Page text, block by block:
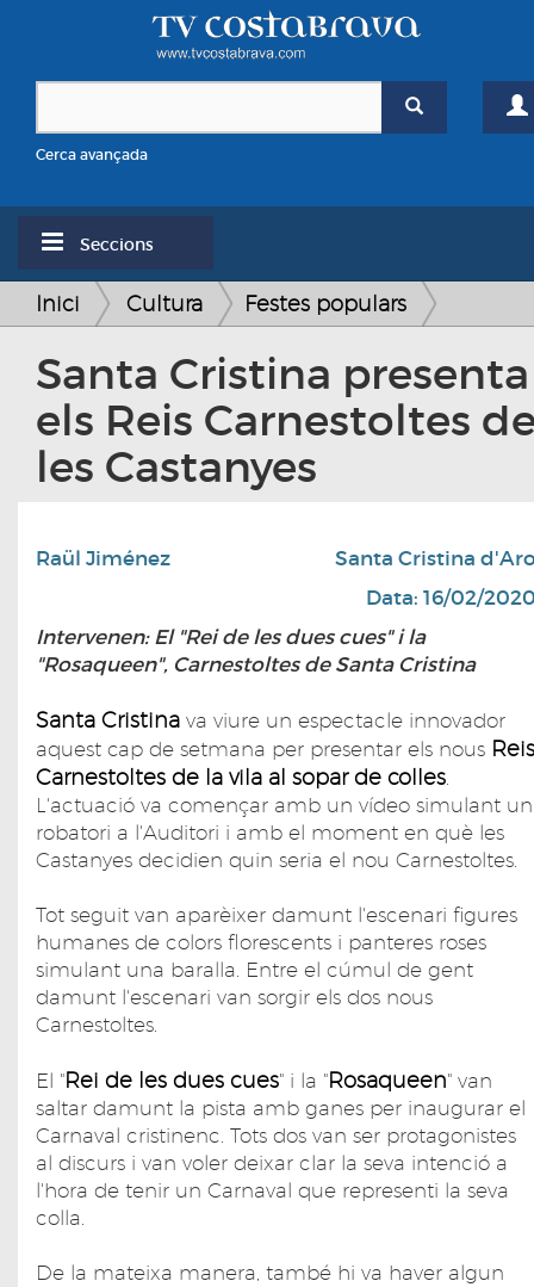
Cerca avançada
Seccions
Inici Cultura Festes populars
Santa Cristina presenta
els Reis Carnestoltes
les Castanyes
Raül Jiménez
Santa Cristina
Data: 16/02/
Intervenen: El "Rei de les dues cues" i la
"Rosaqueen", Carnestoltes de Santa Cristina
Santa Cristina va viure un espectacle innovador
aquest cap de setmana per presentar els nous Reis
Carnestoltes de la vila al sopar de colles.
L'actuació va començar amb un vídeo simulant un
robatori a l'Auditori i amb el moment en què les
Castanyes decidien quin seria el nou Carnestoltes.
Tot seguit van aparèixer damunt l'escenari figures
humanes de colors florescents i panteres roses
simulant una baralla. Entre el cúmul de gent
damunt l'escenari van sorgir els dos nous
Carnestoltes.
El "Rei de les dues cues" i la "Rosaqueen" van
saltar damunt la pista amb ganes per inaugurar el
Carnaval cristinenc. Tots dos van ser protagonistes
al discurs i van voler deixar clar la seva intenció a
l'hora de tenir un Carnaval que representi la seva
colla.
De la mateixa manera, també hi va haver algun